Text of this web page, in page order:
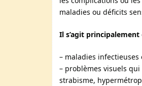
maladies ou déficits
Il s’agit principalement
– maladies infectieuses
– problèmes visuels
strabisme,